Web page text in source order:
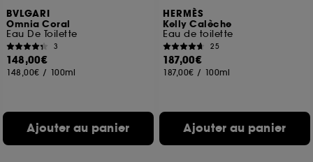
BVLGARI
Omnia Coral
Eau De Toilette
3
148,00€
148,00€ / 100ml
Ajouter au panier
HERMÈS
Kelly Calèche
Eau de toilette
25
187,00€
187,00€ / 100ml
Ajouter au panier